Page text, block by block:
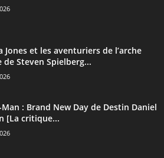
Jones et les aventuriers de l’arche
de Steven Spielberg...
: Brand New Day de Destin Daniel
[La critique...